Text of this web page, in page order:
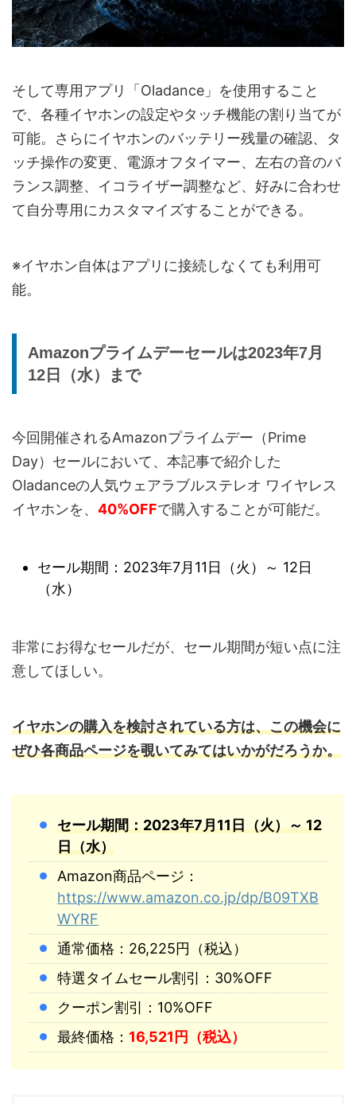
そして専用アプリ「Oladance」を使用すること
で、各種イヤホンの設定やタッチ機能の割り当てが
可能。さらにイヤホンのバッテリー残量の確認、タ
ッチ操作の変更、電源オフタイマー、左右の音のバ
ランス調整、イコライザー調整など、好みに合わせ
て自分専用にカスタマイズすることができる。
※イヤホン自体はアプリに接続しなくても利用可
能。
Amazonプライムデーセールは2023年7月
12日（水）まで
今回開催されるAmazonプライムデー（Prime
Day）セールにおいて、本記事で紹介した
Oladanceの人気ウェアラブルステレオ ワイヤレス
イヤホンを、 40%OFFで購入することが可能だ。
セール期間：2023年7月11日（火）～ 12日
（水）
非常にお得なセールだが、セール期間が短い点に注
意してほしい。
イヤホンの購入を検討されている方は、この機会に
ぜひ各商品ページを覗いてみてはいかがだろうか。
セール期間：2023年7月11日（火）～ 12
日（水）
Amazon商品ページ：
https://www.amazon.co.jp/dp/B09TXB
WYRF
通常価格：26,225円（税込）
特選タイムセール割引：30%OFF
クーポン割引：10%OFF
最終価格： 16,521円（税込）